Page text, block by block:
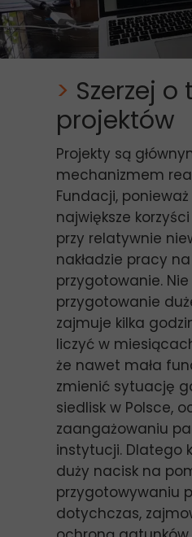
Projekty są
mechanizmem
Fundacji,
największe
przy relatywnie
nakładzie pracy
przygotowanie.
przygotowanie
zajmuje kilka
liczyć w
że nawet mała
zmienić sytuację
siedlisk w Polsce,
zaangażowaniu
instytucji. Dlatego
duży nacisk na
przygotowywaniu
dotychczas,
> Szerzej
projektów